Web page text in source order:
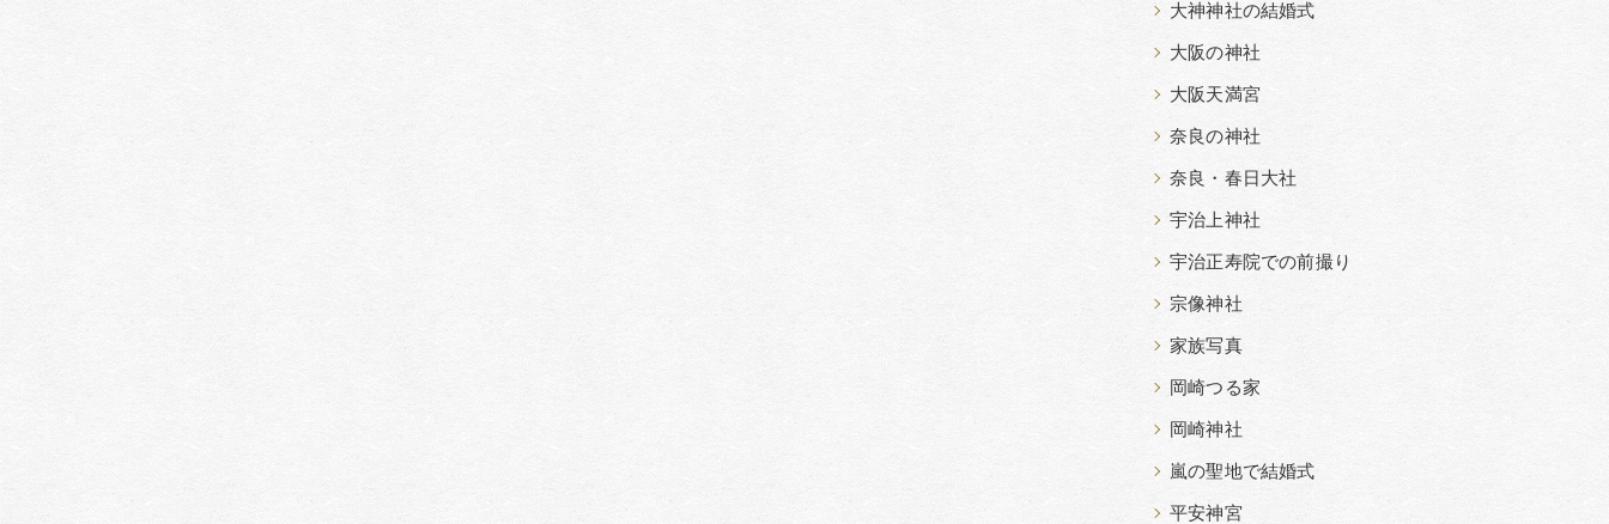
大神神社の結婚式
大阪の神社
大阪天満宮
奈良の神社
奈良・春日大社
宇治上神社
宇治正寿院での前撮り
宗像神社
家族写真
岡崎つる家
岡崎神社
嵐の聖地で結婚式
平安神宮